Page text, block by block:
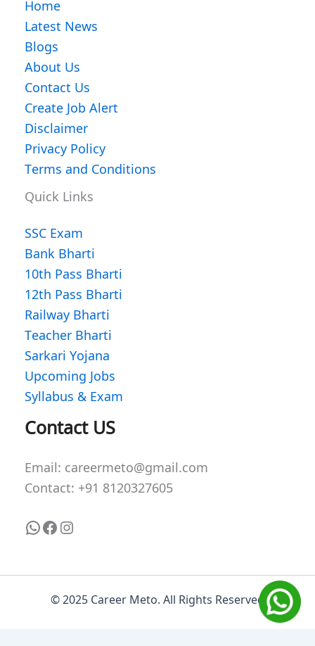
Home
Latest News
Blogs
About Us
Contact Us
Create Job Alert
Disclaimer
Privacy Policy
Terms and Conditions
Quick Links
SSC Exam
Bank Bharti
10th Pass Bharti
12th Pass Bharti
Railway Bharti
Teacher Bharti
Sarkari Yojana
Upcoming Jobs
Syllabus & Exam
Contact US
Email: careermeto@gmail.com
Contact: +91 8120327605
WhatsApp
© 2025 Career Meto. All Rights Reserved